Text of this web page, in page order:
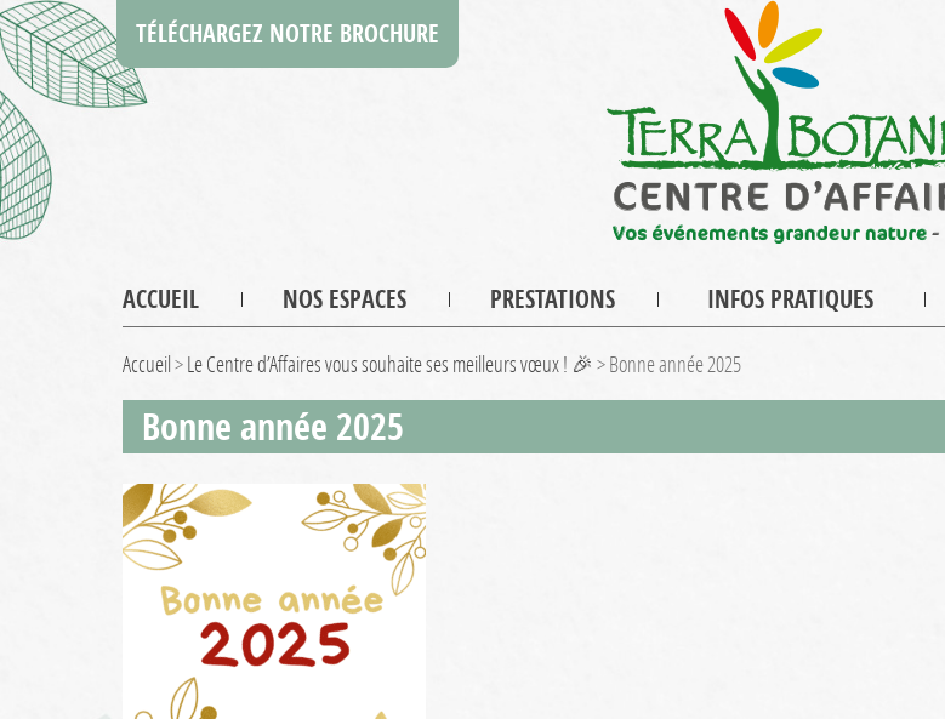
TÉLÉCHARGEZ NOTRE BROCHURE
ACCUEIL NOS ESPACES PRESTATIONS INFOS PRATIQUES
Accueil>Le Centre d’Affaires vous souhaite ses meilleurs vœux ! 🎉 >Bonne année 2025
Bonne année 2025